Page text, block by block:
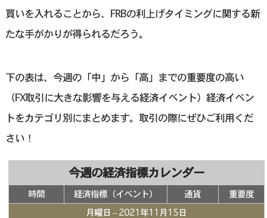
買いを入れることから、FRBの利上げタイミングに関する新
たな手がかりが得られるだろう。
下の表は、今週の「中」から「高」までの重要度の高い
（FX取引に大きな影響を与える経済イベント）経済イベン
トをカテゴリ別にまとめます。取引の際にぜひご利用くだ
さい！
今週の経済指標カレンダー
時間 経済指標（イベント） 通貨
重要度
月曜日 – 2021年11月15日